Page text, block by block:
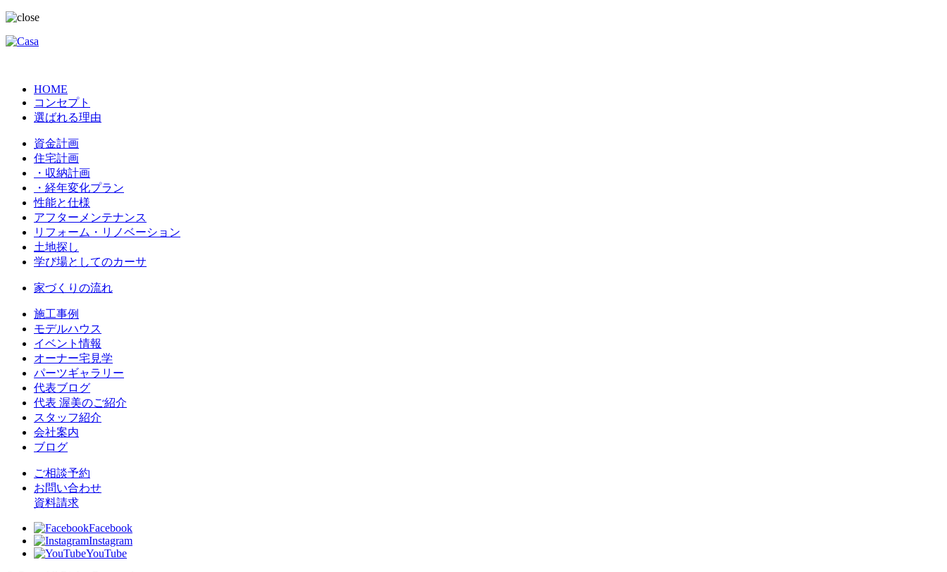
HOME
コンセプト
選ばれる理由
資金計画
住宅計画
・収納計画
・経年変化プラン
性能と仕様
アフターメンテナンス
リフォーム・リノベーション
土地探し
学び場としてのカーサ
家づくりの流れ
施工事例
モデルハウス
イベント情報
オーナー宅見学
パーツギャラリー
代表ブログ
代表 渥美のご紹介
スタッフ紹介
会社案内
ブログ
ご相談予約
お問い合わせ
資料請求
Facebook
Instagram
YouTube